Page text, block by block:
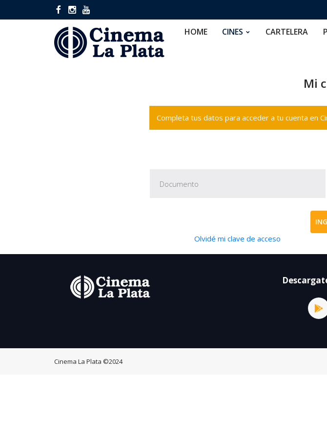
HOME CINES CARTELERA
Mi
Completa tus datos para acceder a tu cuenta en
Olvidé mi clave de acceso
Cinema La Plata ©2024